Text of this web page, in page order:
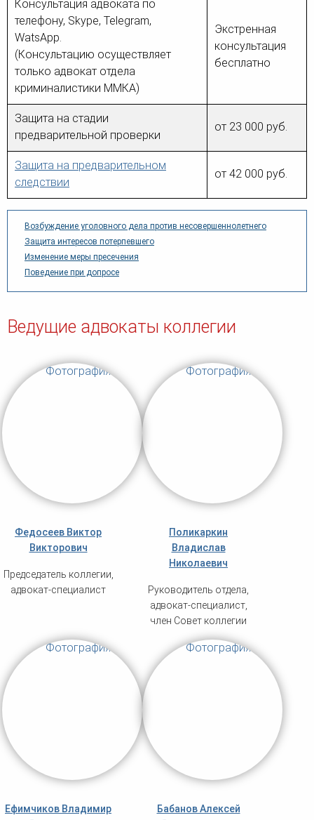
Возбуждение уголовного дела против несовершеннолетнего
Защита интересов потерпевшего
Изменение меры пресечения
Поведение при допросе
Консультация адвоката по
телефону, Skype, Telegram,
WatsApp.
(Консультацию осуществляет
только адвокат отдела
криминалистики ММКА)
Экстренная
консультация
бесплатно
Защита на стадии
предварительной проверки
от 23 000 руб.
Защита на предварительном
следствии
от 42 000 руб.
Ведущие адвокаты коллегии
Федосеев Виктор
Викторович
Председатель коллегии,
адвокат-специалист
Поликаркин
Владислав
Николаевич
Руководитель отдела,
адвокат-специалист,
член Совет коллегии
Ефимчиков Владимир
Бабанов Алексей